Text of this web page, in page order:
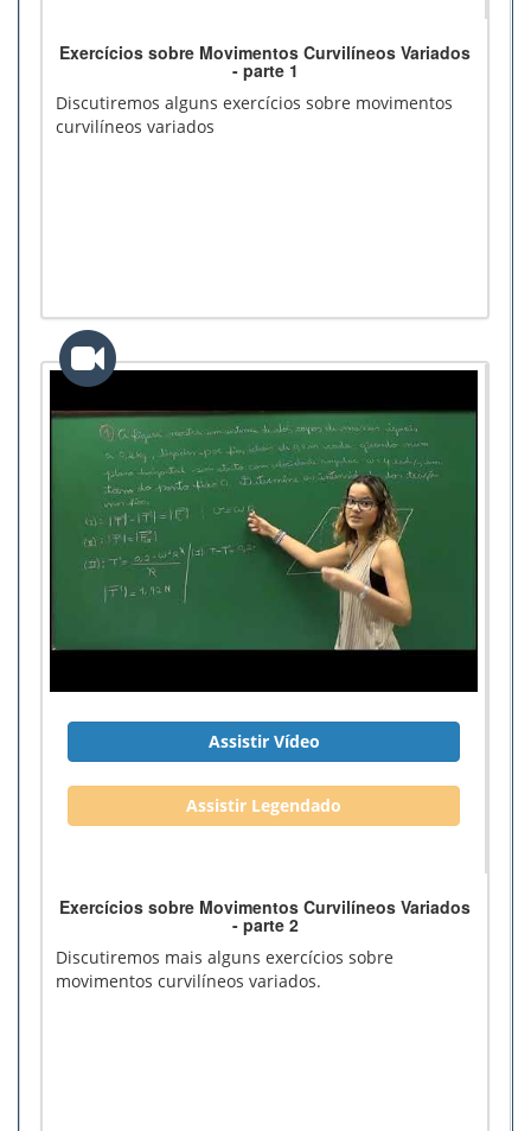
Exercícios sobre Movimentos Curvilíneos Variados
- parte 1
Discutiremos alguns exercícios sobre movimentos
curvilíneos variados
Assistir Vídeo
Assistir Legendado
Exercícios sobre Movimentos Curvilíneos Variados
- parte 2
Discutiremos mais alguns exercícios sobre
movimentos curvilíneos variados.